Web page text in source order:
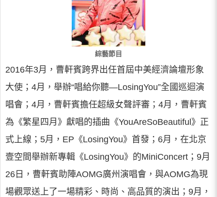
綜藝節目
2016年3月，曹軒賓跨界出任首屆中美經濟論壇形象
大使；4月，舉辦“唱給你聽—LosingYou”全國巡迴演
唱會；4月，曹軒賓擔任超級女聲評審；4月，曹軒賓
為《繁星四月》獻唱的插曲《YouAreSoBeautiful》正
式上線；5月，EP《LosingYou》首發；6月，在北京
壹空間舉辦新專輯《LosingYou》的MiniConcert；9月
26日，曹軒賓助陣AOMG廣州演唱會，與AOMG為現
場觀眾送上了一場精彩、時尚、高品質的演出；9月，